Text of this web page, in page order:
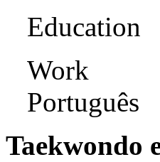
Work
Português
Taekwondo